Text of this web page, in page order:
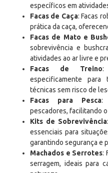
específicos em
Facas de Caça: Facas
prática da caça,
Facas de Mato e
sobrevivência e
atividades ao ar livre e
Facas de Treino:
especificamente para
técnicas sem risco de
Facas para Pesca:
pescadores, facilitando
Kits de Sobrevivência
essenciais para
garantindo segurança e
Machados e Serrotes:
serragem, ideais para